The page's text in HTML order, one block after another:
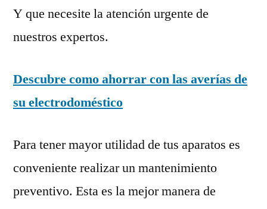
Y que necesite la atención urgente de
nuestros expertos.
Descubre como ahorrar con las averías de
su electrodoméstico
Para tener mayor utilidad de tus aparatos es
conveniente realizar un mantenimiento
preventivo. Esta es la mejor manera de